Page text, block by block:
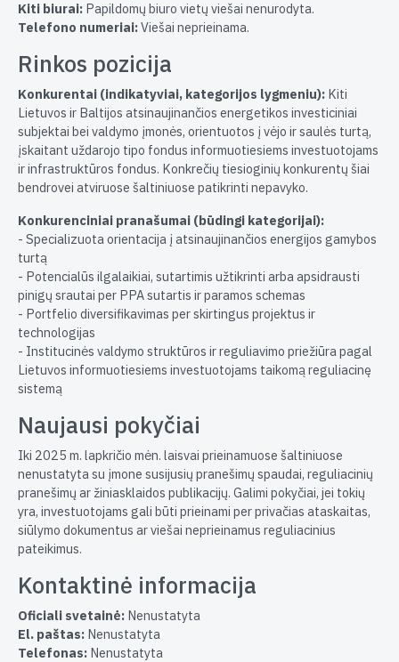
Kiti biurai: Papildomų biuro vietų viešai nenurodyta.
Telefono numeriai:Viešai neprieinama.
Rinkos pozicija
Konkurentai (indikatyviai, kategorijos lygmeniu): Kiti
Lietuvos ir Baltijos atsinaujinančios energetikos investiciniai
subjektai bei valdymo įmonės, orientuotos į vėjo ir saulės turtą,
įskaitant uždarojo tipo fondus informuotiesiems investuotojams
ir infrastruktūros fondus. Konkrečių tiesioginių konkurentų šiai
bendrovei atviruose šaltiniuose patikrinti nepavyko.
Konkurenciniai pranašumai (būdingi kategorijai):
- Specializuota orientacija į atsinaujinančios energijos gamybos
turtą
- Potencialūs ilgalaikiai, sutartimis užtikrinti arba apsidrausti
pinigų srautai per PPA sutartis ir paramos schemas
- Portfelio diversifikavimas per skirtingus projektus ir
technologijas
- Institucinės valdymo struktūros ir reguliavimo priežiūra pagal
Lietuvos informuotiesiems investuotojams taikomą reguliacinę
sistemą
Naujausi pokyčiai
Iki 2025 m. lapkričio mėn. laisvai prieinamuose šaltiniuose
nenustatyta su įmone susijusių pranešimų spaudai, reguliacinių
pranešimų ar žiniasklaidos publikacijų. Galimi pokyčiai, jei tokių
yra, investuotojams gali būti prieinami per privačias ataskaitas,
siūlymo dokumentus ar viešai neprieinamus reguliacinius
pateikimus.
Kontaktinė informacija
Oficiali svetainė: Nenustatyta
El. paštas: Nenustatyta
Telefonas: Nenustatyta